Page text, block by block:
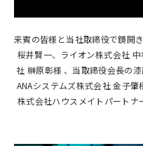
来賓の皆様と当社取締役で鏡開
桜井賢一、ライオン株式会社
社 榊原彰様 、当取締役会長の
ANAシステムズ株式会社 金子肇
株式会社ハウスメイトパートナ